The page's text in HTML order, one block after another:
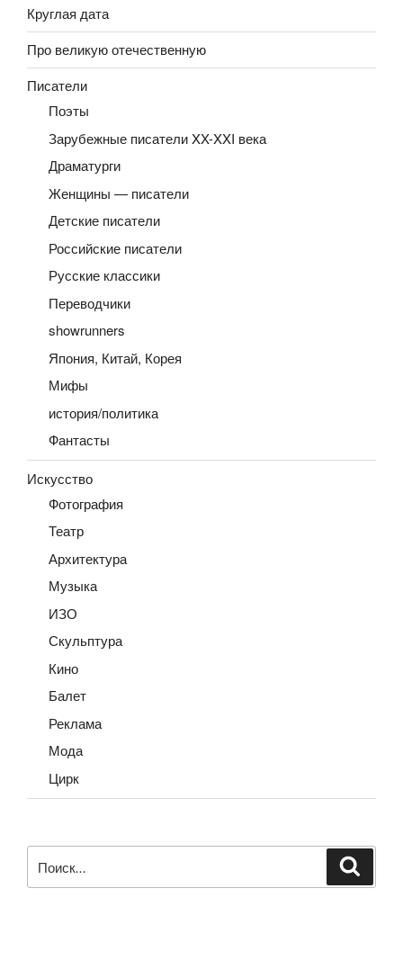
Круглая дата
Про великую отечественную
Писатели
Поэты
Зарубежные писатели XX-XXI века
Драматурги
Женщины — писатели
Детские писатели
Российские писатели
Русские классики
Переводчики
showrunners
Япония, Китай, Корея
Мифы
история/политика
Фантасты
Искусство
Фотография
Театр
Архитектура
Музыка
ИЗО
Скульптура
Кино
Балет
Реклама
Мода
Цирк